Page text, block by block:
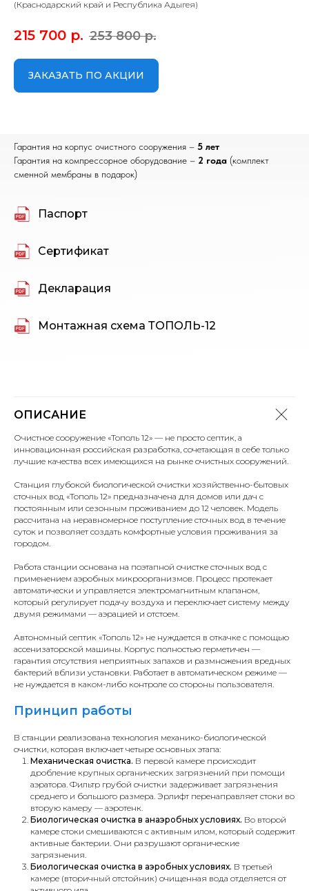
(Краснодарский край и Республика Адыгея)
215 700 р. 253 800 р.
ЗАКАЗАТЬ ПО АКЦИИ
Гарантия на корпус очистного сооружения – 5 лет
Гарантия на компрессорное оборудование – 2 года (комплект
сменной мембраны в подарок)
Паспорт
Сертификат
Декларация
Монтажная схема ТОПОЛЬ-12
ОПИСАНИЕ
Очистное сооружение «Тополь 12» — не просто септик, а
инновационная российская разработка, сочетающая в себе только
лучшие качества всех имеющихся на рынке очистных сооружений.
Станция глубокой биологической очистки хозяйственно-бытовых
сточных вод «Тополь 12» предназначена для домов или дач с
постоянным или сезонным проживанием до 12 человек. Модель
рассчитана на неравномерное поступление сточных вод в течение
суток и позволяет создать комфортные условия проживания за
городом.
Работа станции основана на поэтапной очистке сточных вод с
применением аэробных микроорганизмов. Процесс протекает
автоматически и управляется электромагнитным клапаном,
который регулирует подачу воздуха и переключает систему между
двумя режимами — аэрацией и отстоем.
Автономный септик «Тополь 12» не нуждается в откачке с помощью
ассенизаторской машины. Корпус полностью герметичен —
гарантия отсутствия неприятных запахов и размножения вредных
бактерий вблизи установки. Работает в автоматическом режиме —
не нуждается в каком-либо контроле со стороны пользователя.
Принцип работы
В станции реализована технология механико-биологической
очистки, которая включает четыре основных этапа:
Механическая очистка. В первой камере происходит
дробление крупных органических загрязнений при помощи
аэратора. Фильтр грубой очистки задерживает загрязнения
среднего и большого размера. Эрлифт перенаправляет стоки во
вторую камеру — аэротенк.
Биологическая очистка в анаэробных условиях. Во второй
камере стоки смешиваются с активным илом, который содержит
активные бактерии. Они разрушают органические
загрязнения.
Биологическая очистка в аэробных условиях. В третьей
камере (вторичный отстойник) очищенная вода отделяется от
С 2014 года устанавливаем канализацию для
частного и промышленного сегмента.
«АКВАТЕХ» — профессиональная компания,